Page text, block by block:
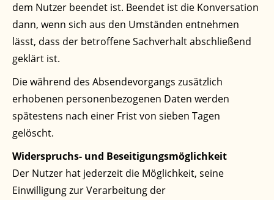
dem Nutzer beendet ist. Beendet ist die Konversation
dann, wenn sich aus den Umständen entnehmen
lässt, dass der betroffene Sachverhalt abschließend
geklärt ist.
Die während des Absendevorgangs zusätzlich
erhobenen personenbezogenen Daten werden
spätestens nach einer Frist von sieben Tagen
gelöscht.
Widerspruchs- und Beseitigungsmöglichkeit
Der Nutzer hat jederzeit die Möglichkeit, seine
Einwilligung zur Verarbeitung der